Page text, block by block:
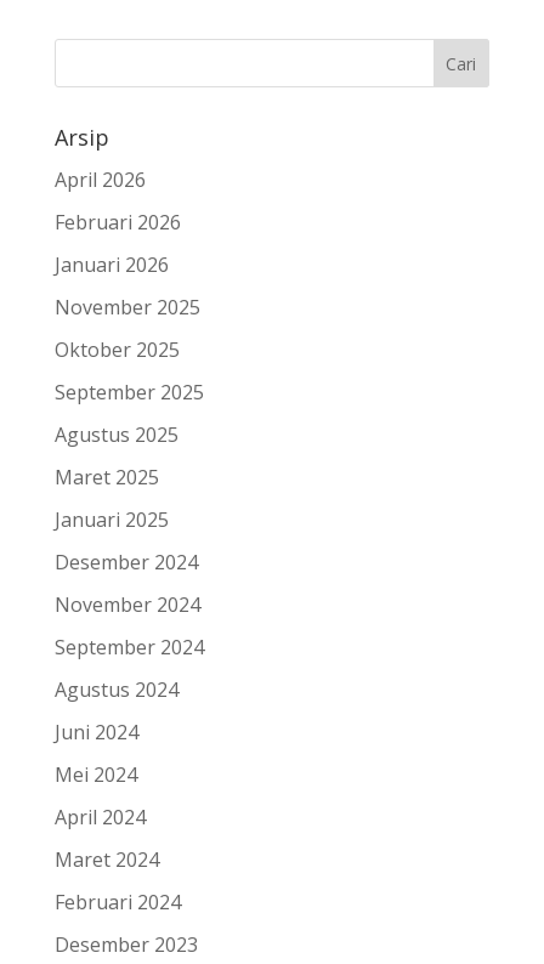
Arsip
April 2026
Februari 2026
Januari 2026
November 2025
Oktober 2025
September 2025
Agustus 2025
Maret 2025
Januari 2025
Desember 2024
November 2024
September 2024
Agustus 2024
Juni 2024
Mei 2024
April 2024
Maret 2024
Februari 2024
Desember 2023